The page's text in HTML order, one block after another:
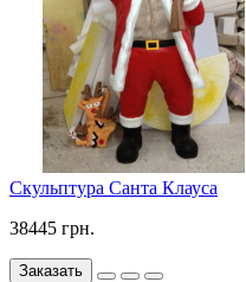
Скульптура Санта Клауса
38445 грн.
Заказать